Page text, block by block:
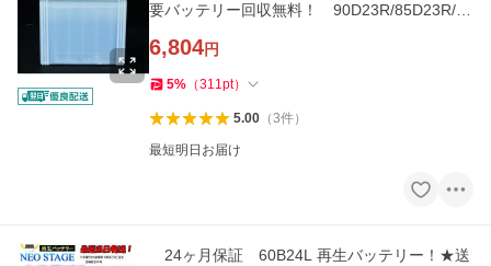
要バッテリー回収無料！ 90D23R/85D23R/75
6,804円
5% （311pt）
5.00（3件）
最短明日お届け
24ヶ月保証 60B24L 再生バッテリー！★送